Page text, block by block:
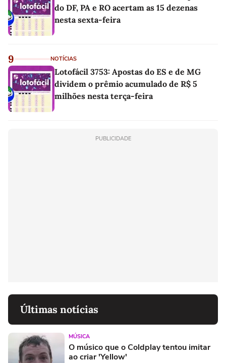
do DF, PA e RO acertam as 15 dezenas
nesta sexta-feira
9 NOTÍCIAS
Lotofácil 3753: Apostas do ES e de MG
dividem o prêmio acumulado de R$ 5
milhões nesta terça-feira
PUBLICIDADE
Últimas notícias
MÚSICA
O músico que o Coldplay tentou imitar
ao criar 'Yellow'